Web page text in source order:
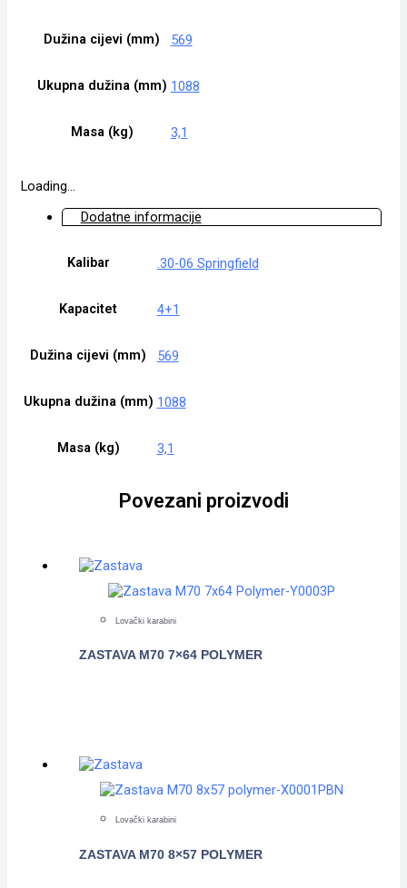
Dužina cijevi (mm) 569
Ukupna dužina (mm) 1088
Masa (kg) 3,1
Loading...
Dodatne informacije
Kalibar .30-06 Springfield
Kapacitet 4+1
Dužina cijevi (mm) 569
Ukupna dužina (mm) 1088
Masa (kg) 3,1
Povezani proizvodi
Lovački karabini
ZASTAVA M70 7×64 POLYMER
Lovački karabini
ZASTAVA M70 8×57 POLYMER